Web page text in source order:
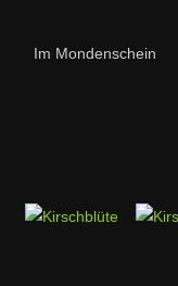
Im Mondenschein